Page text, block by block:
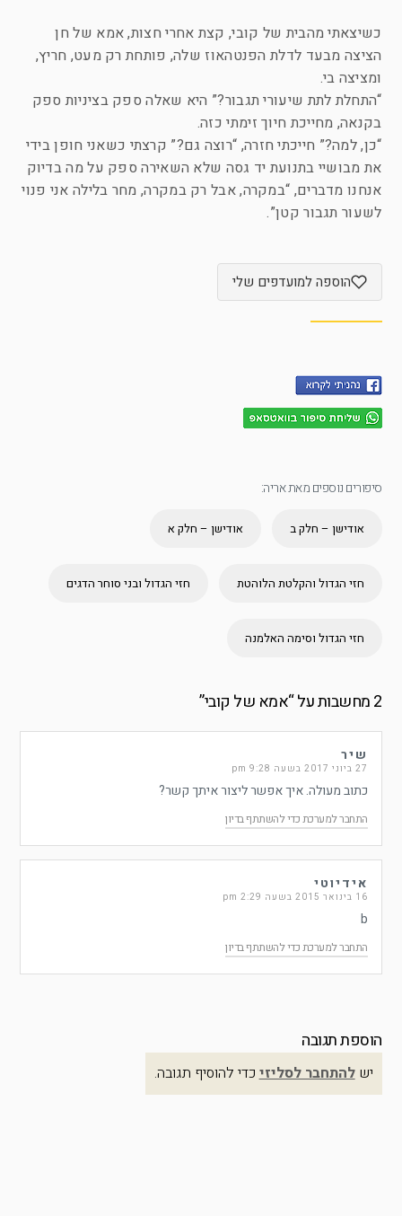
כשיצאתי מהבית של קובי, קצת אחרי חצות, אמא של חן
הציצה מבעד לדלת הפנטהאוז שלה, פותחת רק מעט, חריץ,
ומציצה בי.
“התחלת לתת שיעורי תגבור?” היא שאלה ספק בציניות ספק
בקנאה, מחייכת חיוך זימתי כזה.
“כן, למה?” חייכתי חזרה, “רוצה גם?” קרצתי כשאני חופן בידי
את מבושיי בתנועת יד גסה שלא השאירה ספק על מה בדיוק
אנחנו מדברים, “במקרה, אבל רק במקרה, מחר בלילה אני פנוי
לשעור תגבור קטן”.
הוספה למועדפים שלי
סיפורים נוספים מאת אריה:
אודישן – חלק ב אודישן – חלק א
חזי הגדול והקלטת הלוהטת חזי הגדול ובני סוחר הדגים
חזי הגדול וסימה האלמנה
2 מחשבות על “ אמא של קובי”
שיר
27 ביוני 2017 בשעה 9:28 pm
כתוב מעולה. איך אפשר ליצור איתך קשר?
התחבר למערכת כדי להשתתף בדיון
אידיוטי
16 בינואר 2015 בשעה 2:29 pm
b
התחבר למערכת כדי להשתתף בדיון
הוספת תגובה
ישלהתחבר לסליזיכדי להוסיף תגובה.